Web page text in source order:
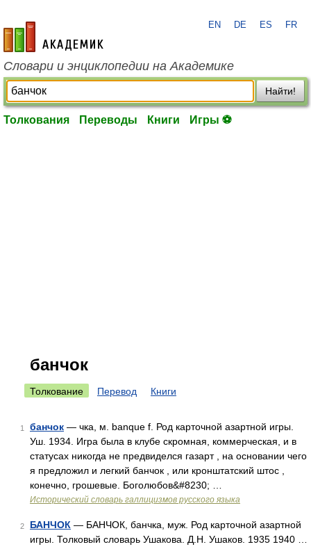
academic.ru
EN DE ES FR
Словари и энциклопедии на Академике
Найти!
Толкования Переводы Книги Игры ⚽
банчок
Толкование Перевод Книги
1 банчок — чка, м. banque f. Род карточной азартной игры.
Уш. 1934. Игра была в клубе скромная, коммерческая, и в
статусах никогда не предвиделся газарт , на основании чего
я предложил и легкий банчок , или кронштатский штос ,
конечно, грошевые. Боголюбов&#8230; …
Исторический словарь галлицизмов русского языка
2 БАНЧОК — БАНЧОК, банчка, муж. Род карточной азартной
игры. Толковый словарь Ушакова. Д.Н. Ушаков. 1935 1940 …